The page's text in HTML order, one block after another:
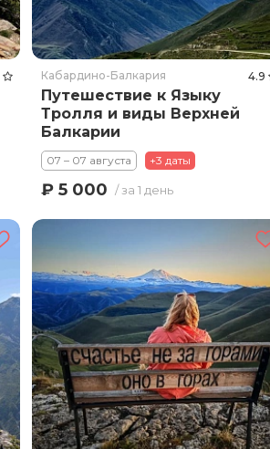
Кабардино-Балкария 4.9
Путешествие к Языку
Тролля и виды Верхней
Балкарии
07 – 07 августа +3 даты
₽ 5 000 / за 1 день